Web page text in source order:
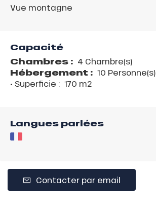
Vue montagne
Capacité
Chambres : 4 Chambre(s)
Hébergement : 10 Personne(s)
• Superficie : 170 m2
Langues parlées
Contacter par email